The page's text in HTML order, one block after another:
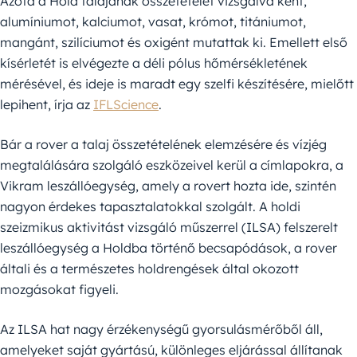
alumíniumot, kalciumot, vasat, krómot, titániumot,
mangánt, szilíciumot és oxigént mutattak ki. Emellett első
kísérletét is elvégezte a déli pólus hőmérsékletének
mérésével, és ideje is maradt egy szelfi készítésére, mielőtt
lepihent, írja az IFLScience.
Bár a rover a talaj összetételének elemzésére és vízjég
megtalálására szolgáló eszközeivel kerül a címlapokra, a
Vikram leszállóegység, amely a rovert hozta ide, szintén
nagyon érdekes tapasztalatokkal szolgált. A holdi
szeizmikus aktivitást vizsgáló műszerrel (ILSA) felszerelt
leszállóegység a Holdba történő becsapódások, a rover
általi és a természetes holdrengések által okozott
mozgásokat figyeli.
Az ILSA hat nagy érzékenységű gyorsulásmérőből áll,
amelyeket saját gyártású, különleges eljárással állítanak